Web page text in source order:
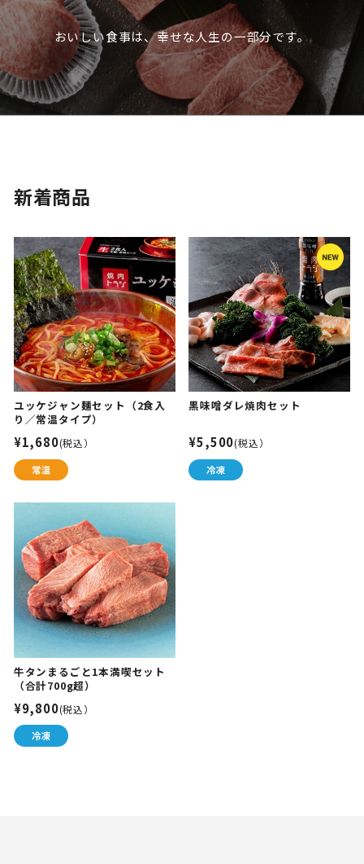
おいしい食事は、幸せな人生の一部分です。
新着商品
ユッケジャン麺セット（2食入
り／常温タイプ）
¥1,680(税込）
黒味噌ダレ焼肉セット
¥5,500(税込）
牛タンまるごと1本満喫セット
（合計700g超）
¥9,800(税込）